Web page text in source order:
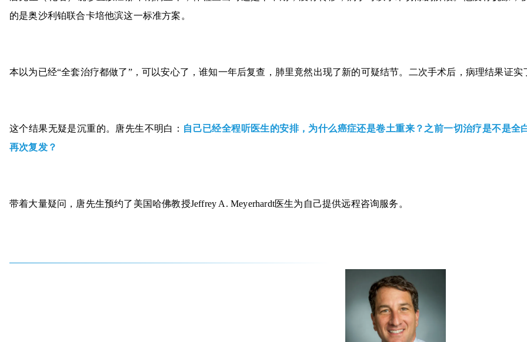
的是奥沙利铂联合卡培他滨这一标准方案。
本以为已经“全套治疗都做了”，可以安心了，谁知一年后复查，肺里竟然出现了新的可疑结节。二次手术后，病理结果证
这个结果无疑是沉重的。唐先生不明白： 自己已经全程听医生的安排，为什么癌症还是卷土重来？之前一切治疗是不是
再次复发？
带着大量疑问，唐先生预约了美国哈佛教授Jeffrey A. Meyerhardt医生为自己提供远程咨询服务。